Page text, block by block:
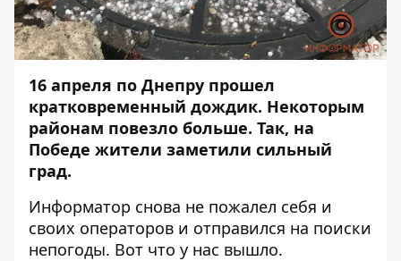
16 апреля по Днепру прошел
кратковременный дождик. Некоторым
районам повезло больше. Так, на
Победе жители заметили сильный
град.
Информатор снова не пожалел себя и
своих операторов и отправился на поиски
непогоды. Вот что у нас вышло.